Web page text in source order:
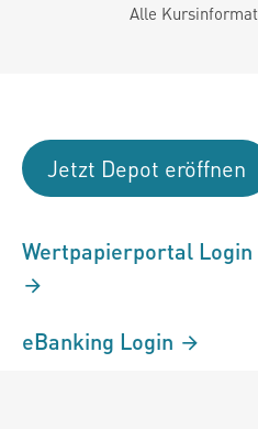
Alle
Jetzt Depot eröffnen
Wertpapierportal Login
eBanking Login